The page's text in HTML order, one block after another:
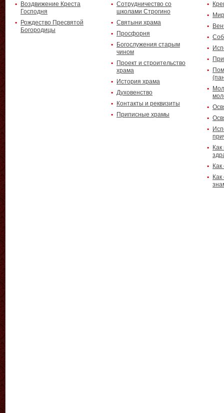
Воздвижение Креста
Господня
Рождество Пресвятой
Богородицы
Сотрудничество со
школами Строгино
Святыни храма
Просфорня
Богослужения старым
чином
Проект и строительство
храма
История храма
Духовенство
Контакты и реквизиты
Приписные храмы
Как